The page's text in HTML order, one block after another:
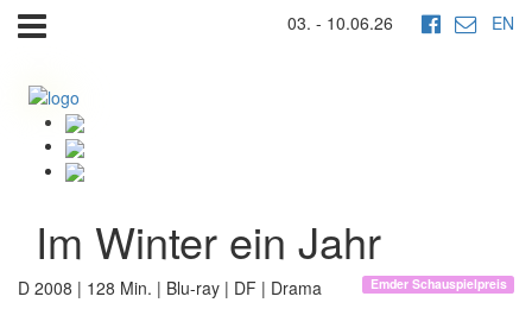
03. - 10.06.26
EN
Im Winter ein Jahr
D 2008 | 128 Min. | Blu-ray | DF | Drama Emder Schauspielpreis